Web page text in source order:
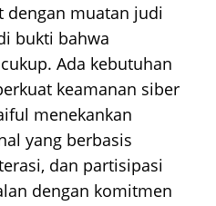
dengan muatan judi
bukti bahwa
Ada kebutuhan
keamanan siber
menekankan
yang berbasis
dan partisipasi
dengan komitmen